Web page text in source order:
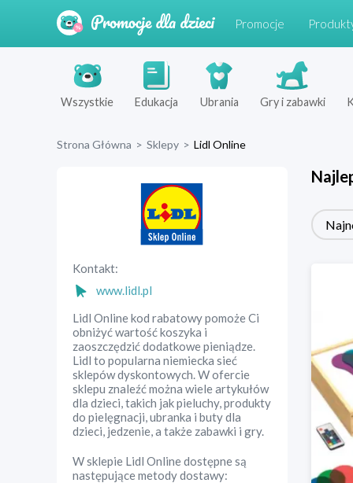
Promocje
Wszystkie Edukacja Ubrania Gry i zabawki
Strona Główna > Sklepy > Lidl Online
Kontakt:
www.lidl.pl
Lidl Online kod rabatowy pomoże Ci
obniżyć wartość koszyka i
zaoszczędzić dodatkowe pieniądze.
Lidl to popularna niemiecka sieć
sklepów dyskontowych. W ofercie
sklepu znaleźć można wiele artykułów
dla dzieci, takich jak pieluchy, produkty
do pielęgnacji, ubranka i buty dla
dzieci, jedzenie, a także zabawki i gry.
W sklepie Lidl Onlinedostępne są
następujące metody dostawy: